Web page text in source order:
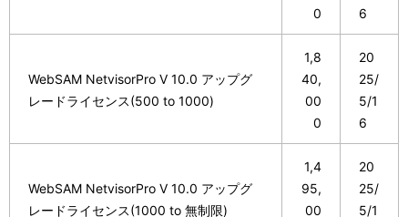
0
6
WebSAM NetvisorPro V 10.0 アップグ
レードライセンス(500 to 1000)
1,8
40,
00
0
20
25/
5/1
6
WebSAM NetvisorPro V 10.0 アップグ
レードライセンス(1000 to 無制限)
1,4
95,
00
20
25/
5/1